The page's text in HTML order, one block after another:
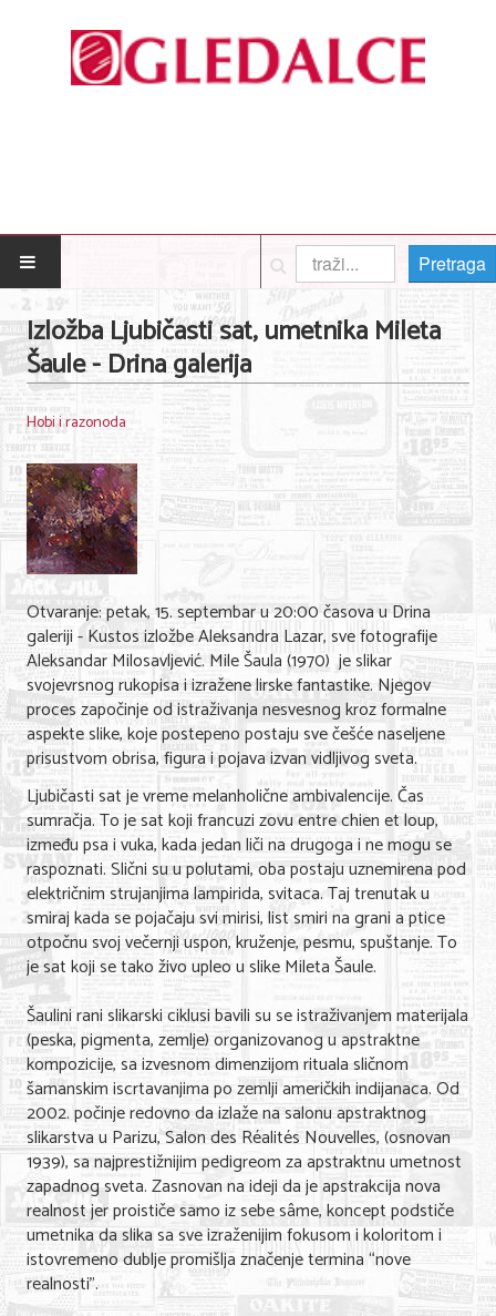
POČETNA
Posao
Usluge
Nega lica i tela
Shopping
Sve za venčanje
Sve za decu
Gastronomija
Kuća i bašta
Zdravlje i medicina
Sport i rekreacija
Hobi i razonoda
ADRESAR
Posao
Usluge
Nega lica i tela
Shopping
Sve za venčanje
Sve za decu
Kuća i bašta
Gastronomija
Sport i rekreacija
Pretraga
Izložba Ljubičasti sat, umetnika Mileta
Šaule - Drina galerija
Hobi i razonoda
Otvaranje: petak, 15. septembar u 20:00 časova u Drina
galeriji - Kustos izložbe Aleksandra Lazar, sve fotografije
Aleksandar Milosavljević. Mile Šaula (1970) je slikar
svojevrsnog rukopisa i izražene lirske fantastike. Njegov
proces započinje od istraživanja nesvesnog kroz formalne
aspekte slike, koje postepeno postaju sve češće naseljene
prisustvom obrisa, figura i pojava izvan vidljivog sveta.
Ljubičasti sat je vreme melanholične ambivalencije. Čas
sumračja. To je sat koji francuzi zovu entre chien et loup,
između psa i vuka, kada jedan liči na drugoga i ne mogu se
raspoznati. Slični su u polutami, oba postaju uznemirena pod
električnim strujanjima lampirida, svitaca. Taj trenutak u
smiraj kada se pojačaju svi mirisi, list smiri na grani a ptice
otpočnu svoj večernji uspon, kruženje, pesmu, spuštanje. To
je sat koji se tako živo upleo u slike Mileta Šaule.
Šaulini rani slikarski ciklusi bavili su se istraživanjem materijala
(peska, pigmenta, zemlje) organizovanog u apstraktne
kompozicije, sa izvesnom dimenzijom rituala sličnom
šamanskim iscrtavanjima po zemlji američkih indijanaca. Od
2002. počinje redovno da izlaže na salonu apstraktnog
slikarstva u Parizu, Salon des Réalités Nouvelles, (osnovan
1939), sa najprestižnijim pedigreom za apstraktnu umetnost
zapadnog sveta. Zasnovan na ideji da je apstrakcija nova
realnost jer proističe samo iz sebe sâme, koncept podstiče
umetnika da slika sa sve izraženijim fokusom i koloritom i
istovremeno dublje promišlja značenje termina “nove
realnosti”.